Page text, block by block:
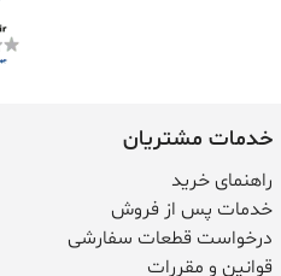
خدمات مشتریان
راهنمای خرید
خدمات پس از فروش
درخواست قطعات سفارشی
قوانین و مقررات